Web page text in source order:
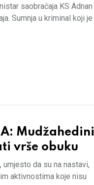
saobraćaja KS Adnan
Sumnja u kriminal koji je
Mudžahedini
vrše obuku
umjesto da su na nastavi,
aktivnostima koje nisu